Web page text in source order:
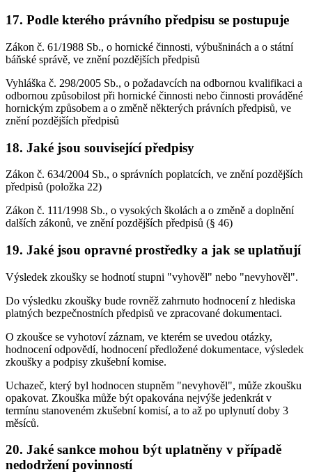
17. Podle kterého právního předpisu se postupuje
Zákon č. 61/1988 Sb., o hornické činnosti, výbušninách a o státní
báňské správě, ve znění pozdějších předpisů
Vyhláška č. 298/2005 Sb., o požadavcích na odbornou kvalifikaci a
odbornou způsobilost při hornické činnosti nebo činnosti prováděné
hornickým způsobem a o změně některých právních předpisů, ve
znění pozdějších předpisů
18. Jaké jsou související předpisy
Zákon č. 634/2004 Sb., o správních poplatcích, ve znění pozdějších
předpisů (položka 22)
Zákon č. 111/1998 Sb., o vysokých školách a o změně a doplnění
dalších zákonů, ve znění pozdějších předpisů (§ 46)
19. Jaké jsou opravné prostředky a jak se uplatňují
Výsledek zkoušky se hodnotí stupni "vyhověl" nebo "nevyhověl".
Do výsledku zkoušky bude rovněž zahrnuto hodnocení z hlediska
platných bezpečnostních předpisů ve zpracované dokumentaci.
O zkoušce se vyhotoví záznam, ve kterém se uvedou otázky,
hodnocení odpovědí, hodnocení předložené dokumentace, výsledek
zkoušky a podpisy zkušební komise.
Uchazeč, který byl hodnocen stupněm "nevyhověl", může zkoušku
opakovat. Zkouška může být opakována nejvýše jedenkrát v
termínu stanoveném zkušební komisí, a to až po uplynutí doby 3
měsíců.
20. Jaké sankce mohou být uplatněny v případě
nedodržení povinností